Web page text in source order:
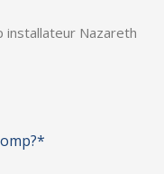
installateur Nazareth